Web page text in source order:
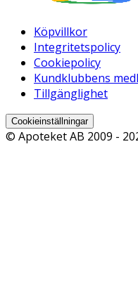
Köpvillkor
Integritetspolicy
Cookiepolicy
Kundklubbens
Tillgänglighet
Cookieinställningar
© Apoteket AB 2009 -